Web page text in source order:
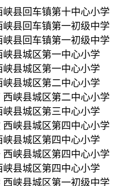
县回车镇第十中心小学
县回车镇第一初级中学
县回车镇第一初级中学
县城区第一中心小学
县城区第一中心小学
县城区第二中心小学
峡县城区第二中心小学
县城区第三中心小学
峡县城区第四中心小学
县城区第四中心小学
峡县城区第四中心小学
县城区第四中心小学
峡县城区第一初级中学